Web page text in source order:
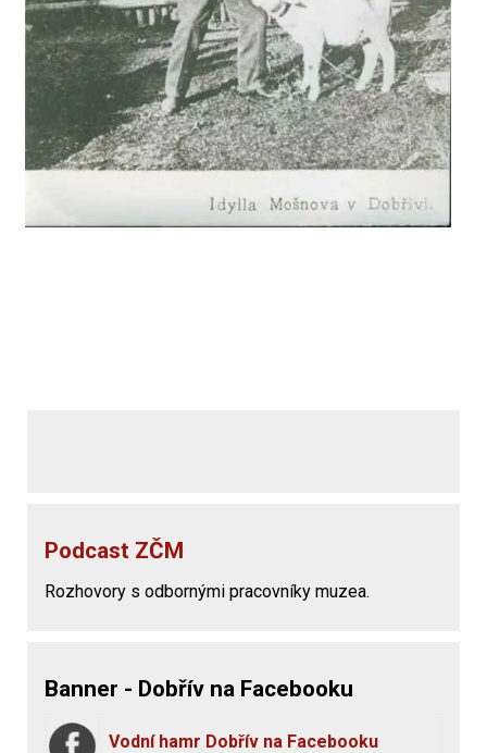
Podcast ZČM
Rozhovory s odbornými pracovníky muzea.
Banner - Dobřív na Facebooku
Vodní hamr Dobřív na Facebooku